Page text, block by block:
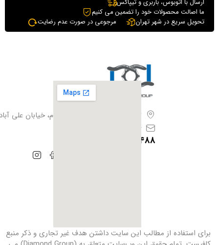
ارسال با اتوبوس، باربری و تیپاکس
ما اصالت محصولات خود را تضمین می کنیم
تحویل سریع در شهر تهران
مرجوعی در صورت عدم رضایت
تهران،بزرگراه آزادگان، فیروزبهرام، خیابان علی
info@iranhoof.ir
09128385488
برای استفاده از مطالب این سایت داشتن هدف غیر ‌تجاری و ذکر منبع